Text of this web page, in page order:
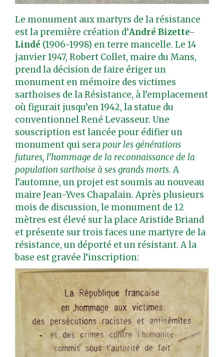
Le monument aux martyrs de la résistance
est la première création d’André Bizette-
Lindé (1906-1998) en terre mancelle. Le 14
janvier 1947, Robert Collet, maire du Mans,
prend la décision de faire ériger un
monument en mémoire des victimes
sarthoises de la Résistance, à l’emplacement
où figurait jusqu’en 1942, la statue du
conventionnel René Levasseur. Une
souscription est lancée pour édifier un
monument qui serapour les générations
futures, l’hommage de la reconnaissance de la
population sarthoise à ses grands morts. A
l’automne, un projet est soumis au nouveau
maire Jean-Yves Chapalain. Après plusieurs
mois de discussion, le monument de 12
mètres est élevé sur la place Aristide Briand
et présente sur trois faces une martyre de la
résistance, un déporté et un résistant. A la
base est gravée l’inscription: